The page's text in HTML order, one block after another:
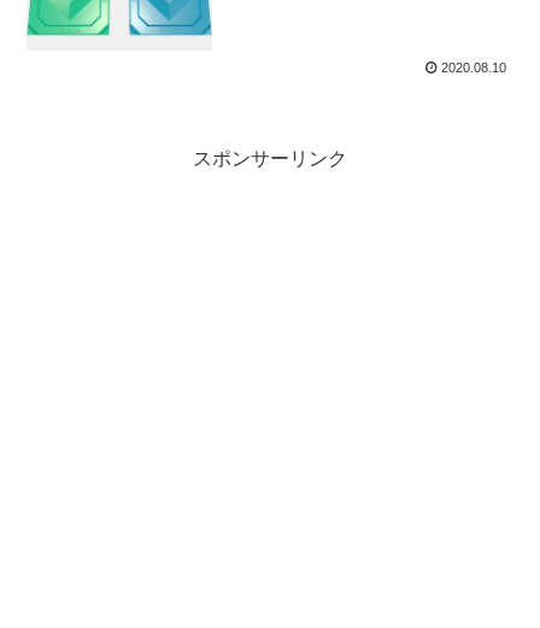
2020.08.10
スポンサーリンク